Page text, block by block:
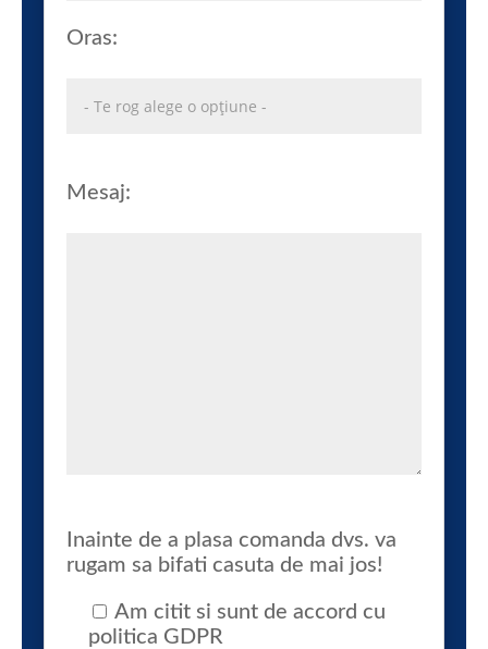
Oras:
Mesaj:
Inainte de a plasa comanda dvs. va
rugam sa bifati casuta de mai jos!
Am citit si sunt de accord cu
politica GDPR